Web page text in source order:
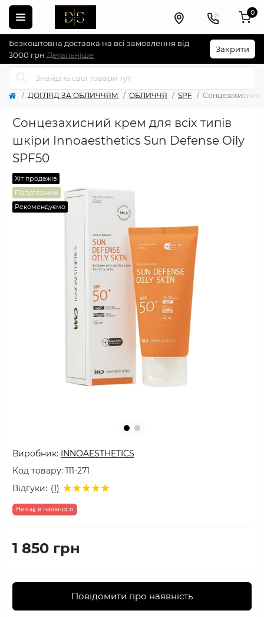
Безкоштовна доставка на всі замовлення від
3000 грн Детальніше
Закрити
0
ДОГЛЯД ЗА ОБЛИЧЧЯМ ОБЛИЧЧЯ SPF Сонцезахисний
Сонцезахисний крем для всіх типів
шкіри Innoaesthetics Sun Defense Oily
SPF50
Хіт продажів
Популярний
Рекомендуємо
Виробник: INNOAESTHETICS
Код товару: 111-271
Відгуки: (1)
Немає в наявності
1 850 грн
Повідомити про наявність